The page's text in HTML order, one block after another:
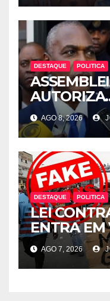
LUANDA
DESTAQUE POLITICA
AUTORIZA
ADRIANO
CASO
AGO 8, 2026
DESTAQUE POLITICA
LEI
ENTRA EM
ABRANGE
AGO 7, 2026